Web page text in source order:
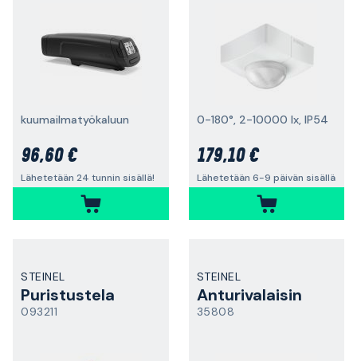
kuumailmatyökaluun
96,60 €
Lähetetään 24 tunnin sisällä!
0-180°, 2-10000 lx, IP54
179,10 €
Lähetetään 6-9 päivän sisällä
STEINEL
Puristustela
093211
STEINEL
Anturivalaisin
35808